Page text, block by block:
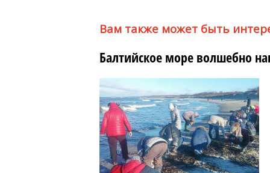
Вам также может быть
Балтийское море волшебно